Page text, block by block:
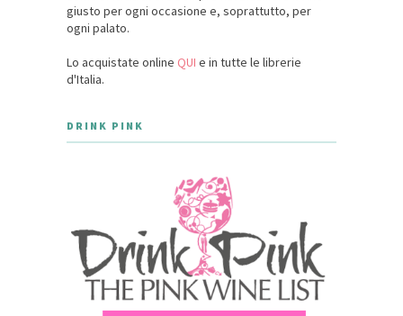
giusto per ogni occasione e, soprattutto, per
ogni palato.
Lo acquistate online QUI e in tutte le librerie
d'Italia.
DRINK PINK